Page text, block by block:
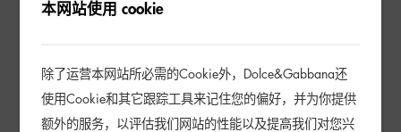
本网站使用 cookie
除了运营本网站所必需的Cookie外，Dolce&Gabbana还
使用Cookie和其它跟踪工具来记住您的偏好，并为你提供
额外的服务，以评估我们网站的性能以及提高我们对您兴